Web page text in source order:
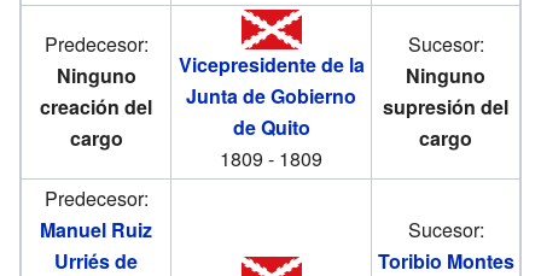
Predecesor:
Ninguno
creación del
cargo
Vicepresidente de la
Junta de Gobierno
de Quito
1809 - 1809
Sucesor:
Ninguno
supresión del
cargo
Predecesor:
Manuel Ruiz
Urriés de
Sucesor:
Toribio Montes